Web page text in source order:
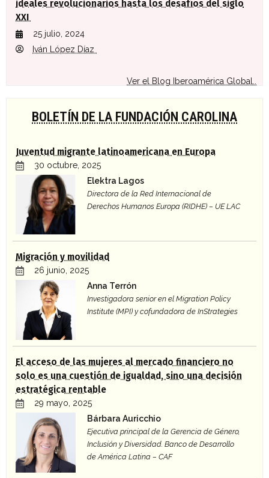
ideales revolucionarios hasta los desafíos del siglo
XXI
25 julio, 2024
Iván López Díaz
Ver el Blog Iberoamérica Global..
BOLETÍN DE LA FUNDACIÓN CAROLINA
Juventud migrante latinoamericana en Europa
30 octubre, 2025
Elektra Lagos
Directora de la Red Internacional de
Derechos Humanos Europa (RIDHE) – UE LAC
Migración y movilidad
26 junio, 2025
Anna Terrón
Investigadora senior en el Migration Policy
Institute (MPI) y cofundadora de InStrategies
El acceso de las mujeres al mercado financiero no
solo es una cuestión de igualdad, sino una decisión
estratégica rentable
29 mayo, 2025
Bárbara Auricchio
Ejecutiva principal de la Gerencia de Género,
Inclusión y Diversidad. Banco de Desarrollo
de América Latina – CAF